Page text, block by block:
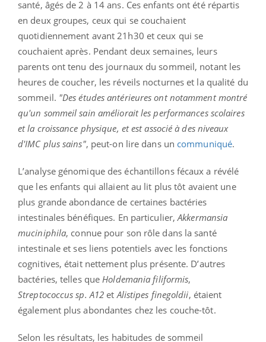
santé, âgés de 2 à 14 ans. Ces enfants ont été répartis
en deux groupes, ceux qui se couchaient
quotidiennement avant 21h30 et ceux qui se
couchaient après. Pendant deux semaines, leurs
parents ont tenu des journaux du sommeil, notant les
heures de coucher, les réveils nocturnes et la qualité du
sommeil. "Des études antérieures ont notamment montré
qu'un sommeil sain améliorait les performances scolaires
et la croissance physique, et est associé à des niveaux
d'IMC plus sains", peut-on lire dans un communiqué.
L’analyse génomique des échantillons fécaux a révélé
que les enfants qui allaient au lit plus tôt avaient une
plus grande abondance de certaines bactéries
intestinales bénéfiques. En particulier,Akkermansia
muciniphila, connue pour son rôle dans la santé
intestinale et ses liens potentiels avec les fonctions
cognitives, était nettement plus présente. D’autres
bactéries, telles que Holdemania filiformis,
Streptococcus sp. A12 et Alistipes finegoldii, étaient
également plus abondantes chez les couche-tôt.
Selon les résultats, les habitudes de sommeil